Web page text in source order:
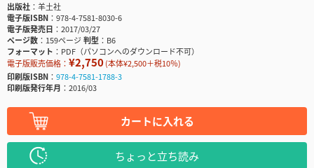
出版社
羊土社
電子版ISBN
978-4-7581-8030-6
電子版発売日
2017/03/27
ページ数
159ページ判型
B6
フォーマット
PDF（パソコンへのダウンロード不可）
電子版販売価格： ¥2,750(本体¥2,500＋税10％)
印刷版ISBN
978-4-7581-1788-3
印刷版発行年月
2016/03
カートに入れる
ちょっと立ち読み